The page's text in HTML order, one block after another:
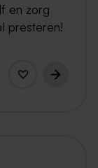
en zorg
presteren!